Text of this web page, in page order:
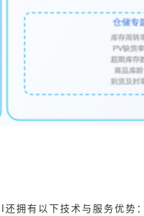
拥有以下技术与服务优势